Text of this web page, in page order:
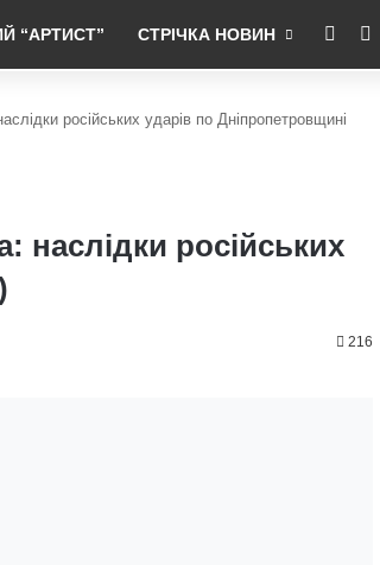
“АРТИСТ” СТРІЧКА НОВИН RSS
російських ударів по Дніпропетровщині
наслідки російських
216